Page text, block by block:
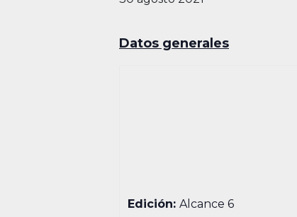
Datos generales
Edición:Alcance 6